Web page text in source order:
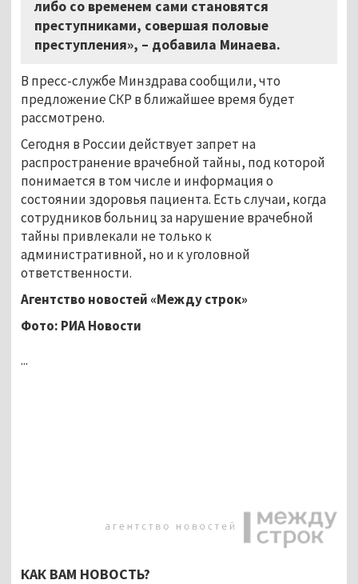
либо со временем сами становятся
преступниками, совершая половые
преступления», – добавила Минаева.
В пресс-службе Минздрава сообщили, что
предложение СКР в ближайшее время будет
рассмотрено.
Сегодня в России действует запрет на
распространение врачебной тайны, под которой
понимается в том числе и информация о
состоянии здоровья пациента. Есть случаи, когда
сотрудников больниц за нарушение врачебной
тайны привлекали не только к
административной, но и к уголовной
ответственности.
Агентство новостей «Между строк»
Фото: РИА Новости
...
КАК ВАМ НОВОСТЬ?